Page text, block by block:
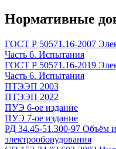
Нормативные
ГОСТ Р 50571.16-2007
Часть 6. Испытания
ГОСТ Р 50571.16-2019
Часть 6. Испытания
ПТЭЭП 2003
ПТЭЭП 2022
ПУЭ 6-ое издание
ПУЭ 7-ое издание
РД 34.45-51.300-97 Объём
электрооборудования